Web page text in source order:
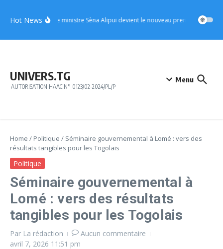
Hot NewsUFC : le ministre Sèna Alipui devient le nouveau premier vice-
UNIVERS.TG
AUTORISATION HAAC N° 0123/02-2024/PL/P
Menu
Home / Politique / Séminaire gouvernemental à Lomé : vers des
résultats tangibles pour les Togolais
Politique
Séminaire gouvernemental à
Lomé : vers des résultats
tangibles pour les Togolais
Par La rédaction
Aucun commentaire
avril 7, 2026 11:51 pm